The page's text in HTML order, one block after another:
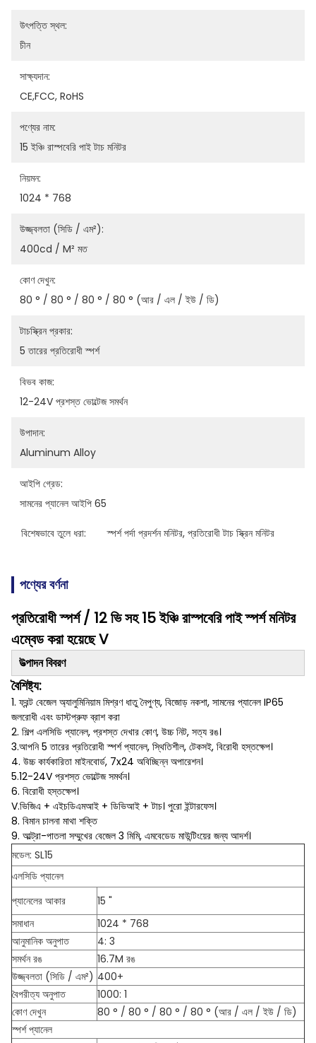
উৎপত্তি স্থল:
চীন
সাক্ষ্যদান:
CE,FCC, RoHS
পণ্যের নাম:
15 ইঞ্চি রাস্পবেরি পাই টাচ মনিটর
নিয়মন:
1024 * 768
উজ্জ্বলতা (সিডি / এম²):
400cd / M² মত
কোণ দেখুন:
80 ° / 80 ° / 80 ° / 80 ° (আর / এল / ইউ / ডি)
টাচস্ক্রিন প্রকার:
5 তারের প্রতিরোধী স্পর্শ
বিভব কাজ:
12-24V প্রশস্ত ভোল্টেজ সমর্থন
উপাদান:
Aluminum Alloy
আইপি গ্রেড:
সামনের প্যানেল আইপি 65
বিশেষভাবে তুলে ধরা: স্পর্শ পর্দা প্রদর্শন মনিটর, প্রতিরোধী টাচ স্ক্রিন মনিটর
পণ্যের বর্ণনা
প্রতিরোধী স্পর্শ / 12 ভি সহ 15 ইঞ্চি রাস্পবেরি পাই স্পর্শ মনিটর
এম্বেড করা হয়েছে V
উত্পাদন বিবরণ
বৈশিষ্ট্য:
1. ফ্রন্ট বেজেল অ্যালুমিনিয়াম মিশ্রণ ধাতু নৈপুণ্য, বিজোড় নকশা, সামনের প্যানেল IP65
জলরোধী এবং ডাস্টপ্রুফ ব্রাশ করা
2. শিল্প এলসিডি প্যানেল, প্রশস্ত দেখার কোণ, উচ্চ নিট, সত্য রঙ।
3.আপনি 5 তারের প্রতিরোধী স্পর্শ প্যানেল, স্থিতিশীল, টেকসই, বিরোধী হস্তক্ষেপ।
4. উচ্চ কার্যকারিতা মাইনবোর্ড, 7x24 অবিচ্ছিন্ন অপারেশন।
5.12-24V প্রশস্ত ভোল্টেজ সমর্থন।
6. বিরোধী হস্তক্ষেপ।
V.ভিজিএ + এইচডিএমআই + ডিভিআই + টাচ। পুরো ইন্টারফেস।
8. বিমান চালনা মাথা শক্তি
9. আল্ট্রা-পাতলা সম্মুখের বেজেল 3 মিমি, এমবেডেড মাউন্টিংয়ের জন্য আদর্শ।
মডেল: SL15
এলসিডি প্যানেল
প্যানেলের আকার
15 "
সমাধান
1024 * 768
আনুমানিক অনুপাত
4: 3
সমর্থন রঙ
16.7M রঙ
উজ্জ্বলতা (সিডি / এম²) 400+
বৈপরীত্য অনুপাত
1000: 1
কোণ দেখুন
80 ° / 80 ° / 80 ° / 80 ° (আর / এল / ইউ / ডি)
স্পর্শ প্যানেল